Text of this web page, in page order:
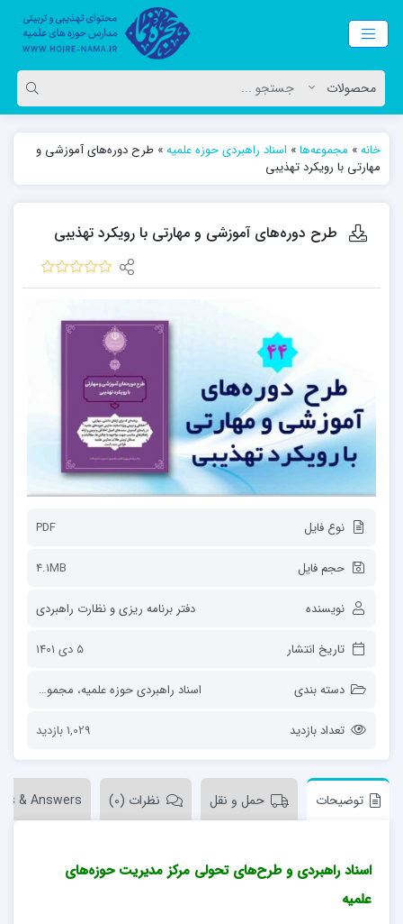
خانه» مجموعه‌ها» اسناد راهبردی حوزه علمیه» طرح دوره‌های آموزشی و
مهارتی با رویکرد تهذیبی
طرح دوره‌های آموزشی و مهارتی با رویکرد تهذیبی
نوع فایل PDF
حجم فایل 4.1MB
نویسنده دفتر برنامه ریزی و نظارت راهبردی
تاریخ انتشار 5 دی 1401
دسته بندی اسناد راهبردی حوزه علمیه، مجموعه‌ها
تعداد بازدید 1,029 بازدید
توضیحات حمل و نقل نظرات (0) & Answers
اسناد راهبردی و طرح‌های تحولی مرکز مدیریت حوزه‌های
علمیه